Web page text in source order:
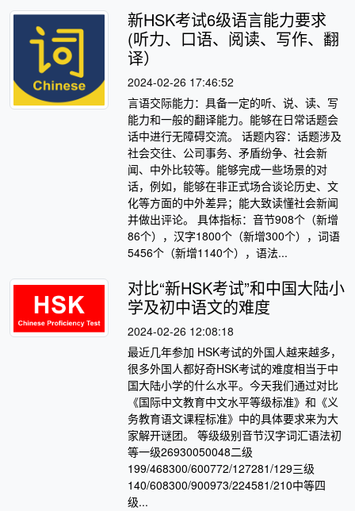
新HSK考试6级语言能力要求
(听力、口语、阅读、写作、翻
译）
2024-02-26 17:46:52
言语交际能力：具备一定的听、说、读、写
能力和一般的翻译能力。能够在日常话题会
话中进行无障碍交流。 话题内容：话题涉及
社会交往、公司事务、矛盾纷争、社会新
闻、中外比较等。能够完成一些场景的对
话，例如，能够在非正式场合谈论历史、文
化等方面的中外差异；能大致读懂社会新闻
并做出评论。 具体指标：音节908个（新增
86个），汉字1800个（新增300个），词语
5456个（新增1140个），语法...
对比“新HSK考试”和中国大陆小
学及初中语文的难度
2024-02-26 12:08:18
最近几年参加 HSK考试的外国人越来越多，
很多外国人都好奇HSK考试的难度相当于中
国大陆小学的什么水平。今天我们通过对比
《国际中文教育中文水平等级标准》和《义
务教育语文课程标准》中的具体要求来为大
家解开谜团。 等级级别音节汉字词汇语法初
等一级26930050048二级
199/468300/600772/127281/129三级
140/608300/900973/224581/210中等四
级...